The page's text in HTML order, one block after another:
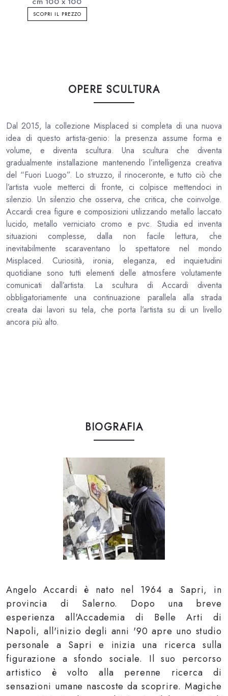
SCOPRI IL PREZZO
OPERE SCULTURA
Dal 2015, la collezione Misplaced si completa di una nuova
idea di questo artista-genio: la presenza assume forma e
volume, e diventa scultura. Una scultura che diventa
gradualmente installazione mantenendo l’intelligenza creativa
del “Fuori Luogo”. Lo struzzo, il rinoceronte, e tutto ciò che
l’artista vuole metterci di fronte, ci colpisce mettendoci in
silenzio. Un silenzio che osserva, che critica, che coinvolge.
Accardi crea figure e composizioni utilizzando metallo laccato
lucido, metallo verniciato cromo e pvc. Studia ed inventa
situazioni complesse, dalla non facile lettura, che
inevitabilmente scaraventano lo spettatore nel mondo
Misplaced. Curiosità, ironia, eleganza, ed inquietudini
quotidiane sono tutti elementi delle atmosfere volutamente
comunicati dall’artista. La scultura di Accardi diventa
obbligatoriamente una continuazione parallela alla strada
creata dai lavori su tela, che porta l’artista su di un livello
ancora più alto.
BIOGRAFIA
Angelo Accardi è nato nel 1964 a Sapri, in
provincia di Salerno. Dopo una breve
esperienza all'Accademia di Belle Arti di
Napoli, all'inizio degli anni '90 apre uno studio
personale a Sapri e inizia una ricerca sulla
figurazione a sfondo sociale. Il suo percorso
artistico è volto alla perenne ricerca di
sensazioni umane nascoste da scoprire. Magiche